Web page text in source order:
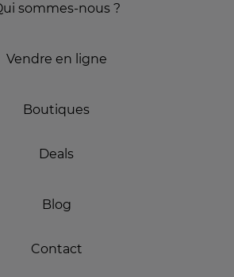
sommes-nous ?
Vendre en ligne
Boutiques
Deals
Blog
Contact